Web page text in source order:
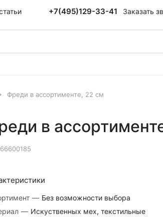
+7(495)129-33-41 Заказать
Фреди в ассортименте, 22 см
в
66600185
— Без возможности выбора
— Искуственных мех, текстильные